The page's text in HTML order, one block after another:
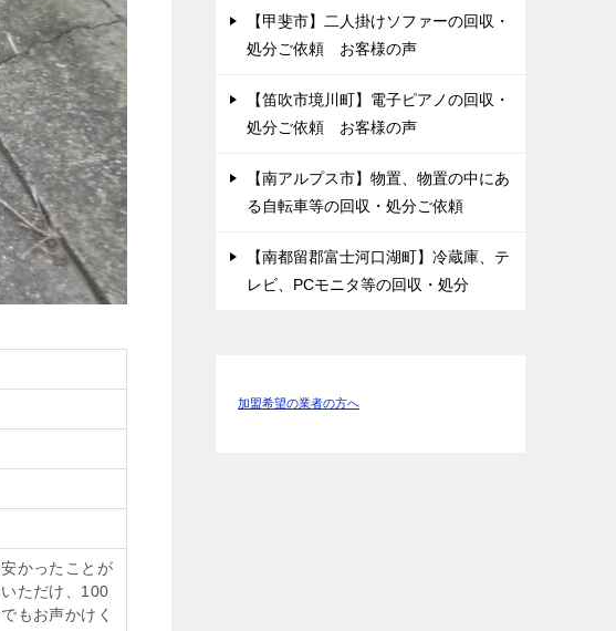
かったことが
ただけ、100
もお声かけく
【甲斐市】二人掛けソファーの回収・
処分ご依頼 お客様の声
【笛吹市境川町】電子ピアノの回収・
処分ご依頼 お客様の声
【南アルプス市】物置、物置の中にあ
る自転車等の回収・処分ご依頼
【南都留郡富士河口湖町】冷蔵庫、テ
レビ、PCモニタ等の回収・処分
加盟希望の業者の方へ